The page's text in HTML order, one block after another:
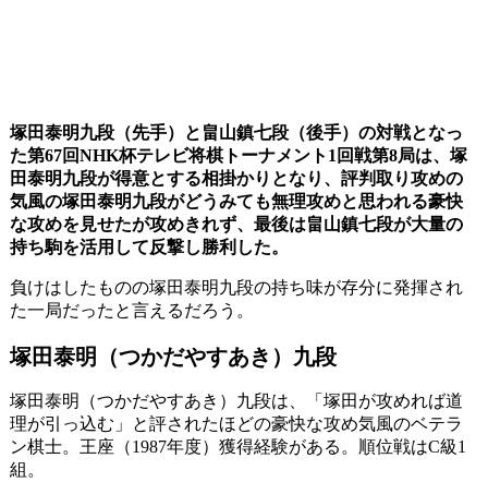
塚田泰明九段（先手）と畠山鎮七段（後手）の対戦となっ
た第67回NHK杯テレビ将棋トーナメント1回戦第8局は、塚
田泰明九段が得意とする相掛かりとなり、評判取り攻めの
気風の塚田泰明九段がどうみても無理攻めと思われる豪快
な攻めを見せたが攻めきれず、最後は畠山鎮七段が大量の
持ち駒を活用して反撃し勝利した。
負けはしたものの塚田泰明九段の持ち味が存分に発揮され
た一局だったと言えるだろう。
塚田泰明（つかだやすあき）九段
塚田泰明（つかだやすあき）九段は、「塚田が攻めれば道
理が引っ込む」と評されたほどの豪快な攻め気風のベテラ
ン棋士。王座（1987年度）獲得経験がある。順位戦はC級1
組。